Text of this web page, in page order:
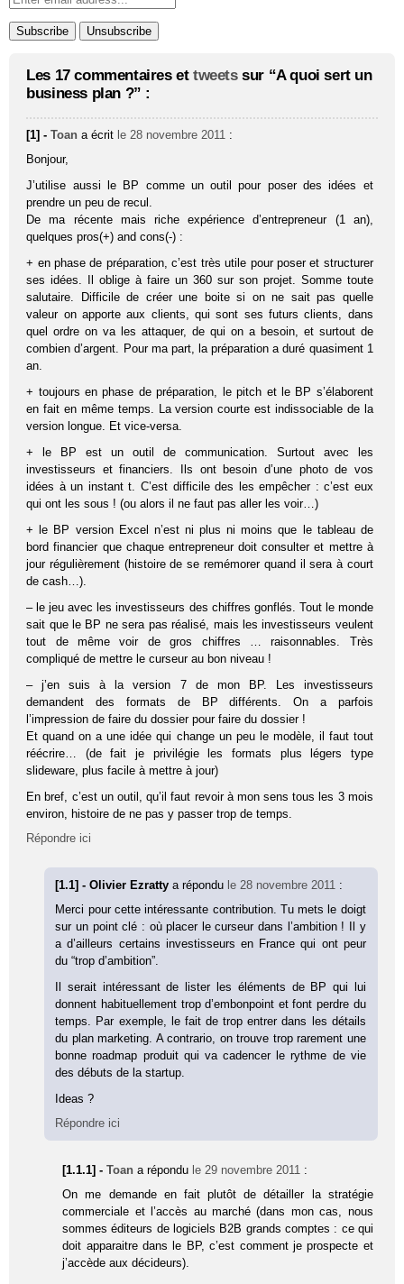
Les 17 commentaires et tweetssur “A quoi sert un
business plan ?” :
[1] -Toan a écrit le 28 novembre 2011 :
Bonjour,
J’utilise aussi le BP comme un outil pour poser des idées et
prendre un peu de recul.
De ma récente mais riche expérience d’entrepreneur (1 an),
quelques pros(+) and cons(-) :
+ en phase de préparation, c’est très utile pour poser et structurer
ses idées. Il oblige à faire un 360 sur son projet. Somme toute
salutaire. Difficile de créer une boite si on ne sait pas quelle
valeur on apporte aux clients, qui sont ses futurs clients, dans
quel ordre on va les attaquer, de qui on a besoin, et surtout de
combien d’argent. Pour ma part, la préparation a duré quasiment 1
an.
+ toujours en phase de préparation, le pitch et le BP s’élaborent
en fait en même temps. La version courte est indissociable de la
version longue. Et vice-versa.
+ le BP est un outil de communication. Surtout avec les
investisseurs et financiers. Ils ont besoin d’une photo de vos
idées à un instant t. C’est difficile des les empêcher : c’est eux
qui ont les sous ! (ou alors il ne faut pas aller les voir…)
+ le BP version Excel n’est ni plus ni moins que le tableau de
bord financier que chaque entrepreneur doit consulter et mettre à
jour régulièrement (histoire de se remémorer quand il sera à court
de cash…).
– le jeu avec les investisseurs des chiffres gonflés. Tout le monde
sait que le BP ne sera pas réalisé, mais les investisseurs veulent
tout de même voir de gros chiffres … raisonnables. Très
compliqué de mettre le curseur au bon niveau !
– j’en suis à la version 7 de mon BP. Les investisseurs
demandent des formats de BP différents. On a parfois
l’impression de faire du dossier pour faire du dossier !
Et quand on a une idée qui change un peu le modèle, il faut tout
réécrire… (de fait je privilégie les formats plus légers type
slideware, plus facile à mettre à jour)
En bref, c’est un outil, qu’il faut revoir à mon sens tous les 3 mois
environ, histoire de ne pas y passer trop de temps.
Répondre ici
[1.1] - Olivier Ezrattya répondu le 28 novembre 2011 :
Merci pour cette intéressante contribution. Tu mets le doigt
sur un point clé : où placer le curseur dans l’ambition ! Il y
a d’ailleurs certains investisseurs en France qui ont peur
du “trop d’ambition”.
Il serait intéressant de lister les éléments de BP qui lui
donnent habituellement trop d’embonpoint et font perdre du
temps. Par exemple, le fait de trop entrer dans les détails
du plan marketing. A contrario, on trouve trop rarement une
bonne roadmap produit qui va cadencer le rythme de vie
des débuts de la startup.
Ideas ?
Répondre ici
[1.1.1] -Toan a répondu le 29 novembre 2011 :
On me demande en fait plutôt de détailler la stratégie
commerciale et l’accès au marché (dans mon cas, nous
sommes éditeurs de logiciels B2B grands comptes : ce qui
doit apparaitre dans le BP, c’est comment je prospecte et
j’accède aux décideurs).